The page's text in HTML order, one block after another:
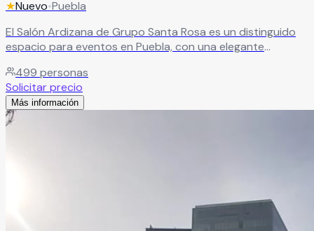
★Nuevo•Puebla
El Salón Ardizana de Grupo Santa Rosa es un distinguido
espacio para eventos en Puebla, con una elegante
Sus instalaciones de alta calidad crean el ambiente
perfecto para celebraciones sofisticadas.
499 personas
Solicitar precio
Más información